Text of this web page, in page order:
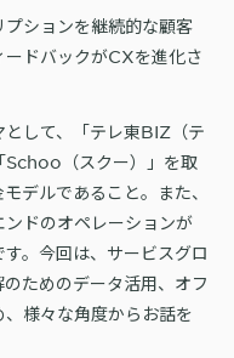
チャネル配信
マージャーニー設計
マーサポート
サポート
× 電話連携
ボット
用
スト
挑んだのか？高度なコミュ
一覧を見る
プションを継続的な顧客
ドバックがCXを進化さ
して、「テレ東BIZ（テ
Schoo（スクー）」を取
デルであること。また、
ドのオペレーションが
。今回は、サービスグロ
ためのデータ活用、オフ
様々な角度からお話を